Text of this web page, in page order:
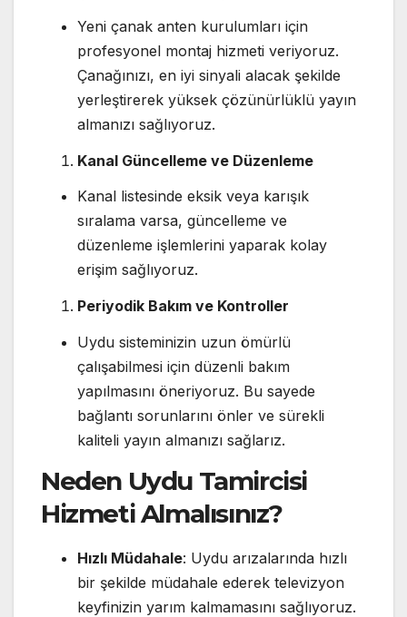
Yeni çanak anten kurulumları için
profesyonel montaj hizmeti veriyoruz.
Çanağınızı, en iyi sinyali alacak şekilde
yerleştirerek yüksek çözünürlüklü yayın
almanızı sağlıyoruz.
Kanal Güncelleme ve Düzenleme
Kanal listesinde eksik veya karışık
sıralama varsa, güncelleme ve
düzenleme işlemlerini yaparak kolay
erişim sağlıyoruz.
Periyodik Bakım ve Kontroller
Uydu sisteminizin uzun ömürlü
çalışabilmesi için düzenli bakım
yapılmasını öneriyoruz. Bu sayede
bağlantı sorunlarını önler ve sürekli
kaliteli yayın almanızı sağlarız.
Neden Uydu Tamircisi
Hizmeti Almalısınız?
Hızlı Müdahale: Uydu arızalarında hızlı
bir şekilde müdahale ederek televizyon
keyfinizin yarım kalmamasını sağlıyoruz.